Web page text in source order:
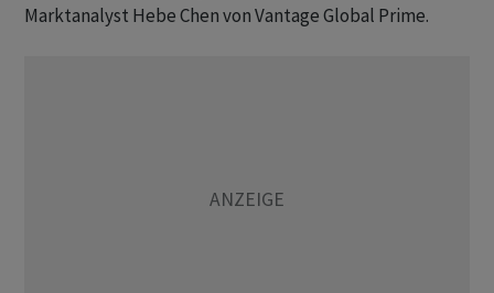
Marktanalyst Hebe Chen von Vantage Global Prime.